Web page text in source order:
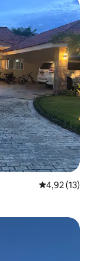
Note
4,92 (13)